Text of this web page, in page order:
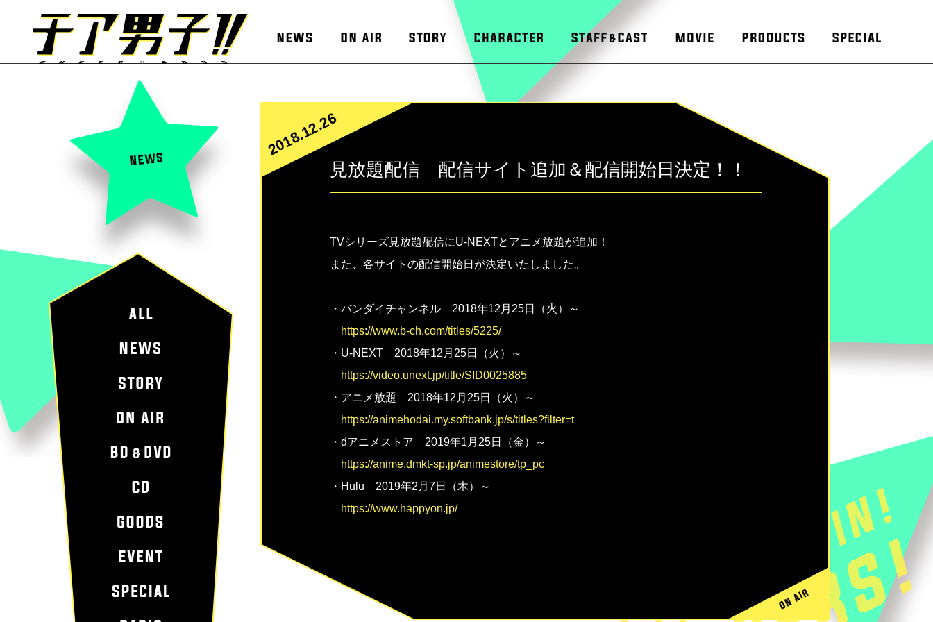
2018.12.26
見放題配信 配信サイト追加＆配信開始日決定！！
TVシリーズ見放題配信にU-NEXTとアニメ放題が追加！
また、各サイトの配信開始日が決定いたしました。
・バンダイチャンネル 2018年12月25日（火）～
https://www.b-ch.com/titles/5225/
・U-NEXT 2018年12月25日（火）～
https://video.unext.jp/title/SID0025885
・アニメ放題 2018年12月25日（火）～
https://animehodai.my.softbank.jp/s/titles?filter=t
・dアニメストア 2019年1月25日（金）～
https://anime.dmkt-sp.jp/animestore/tp_pc
・Hulu 2019年2月7日（木）～
https://www.happyon.jp/